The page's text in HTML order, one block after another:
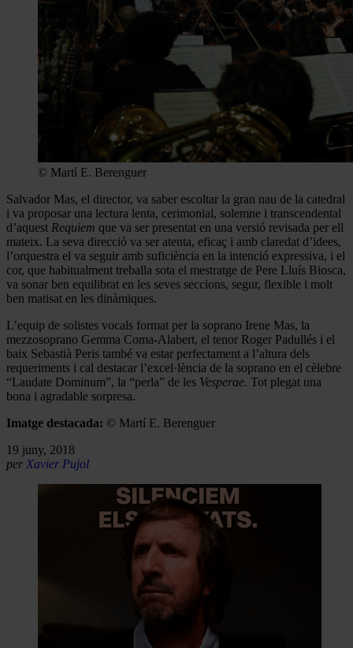
© Martí E. Berenguer
Salvador Mas, el director, va saber escoltar la gran nau de la catedral
i va proposar una lectura lenta, cerimonial, solemne i transcendental
d’aquest Requiem que va ser presentat en una versió revisada per ell
mateix. La seva direcció va ser atenta, eficaç i amb claredat d’idees,
l’orquestra el va seguir amb suficiència en la intenció expressiva, i el
cor, que habitualment treballa sota el mestratge de Pere Lluís Biosca,
va sonar ben equilibrat en les seves seccions, segur, flexible i molt
ben matisat en les dinàmiques.
L’equip de solistes vocals format per la soprano Irene Mas, la
mezzosoprano Gemma Coma-Alabert, el tenor Roger Padullés i el
baix Sebastià Peris també va estar perfectament a l’altura dels
requeriments i cal destacar l’excel·lència de la soprano en el cèlebre
“Laudate Dominum”, la “perla” de les Vesperae. Tot plegat una
bona i agradable sorpresa.
Imatge destacada: © Martí E. Berenguer
19 juny, 2018
per Xavier Pujol